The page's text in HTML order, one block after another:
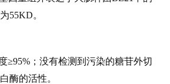
55KD。
≥95%；没有检测到污染的糖苷外切
酶的活性。